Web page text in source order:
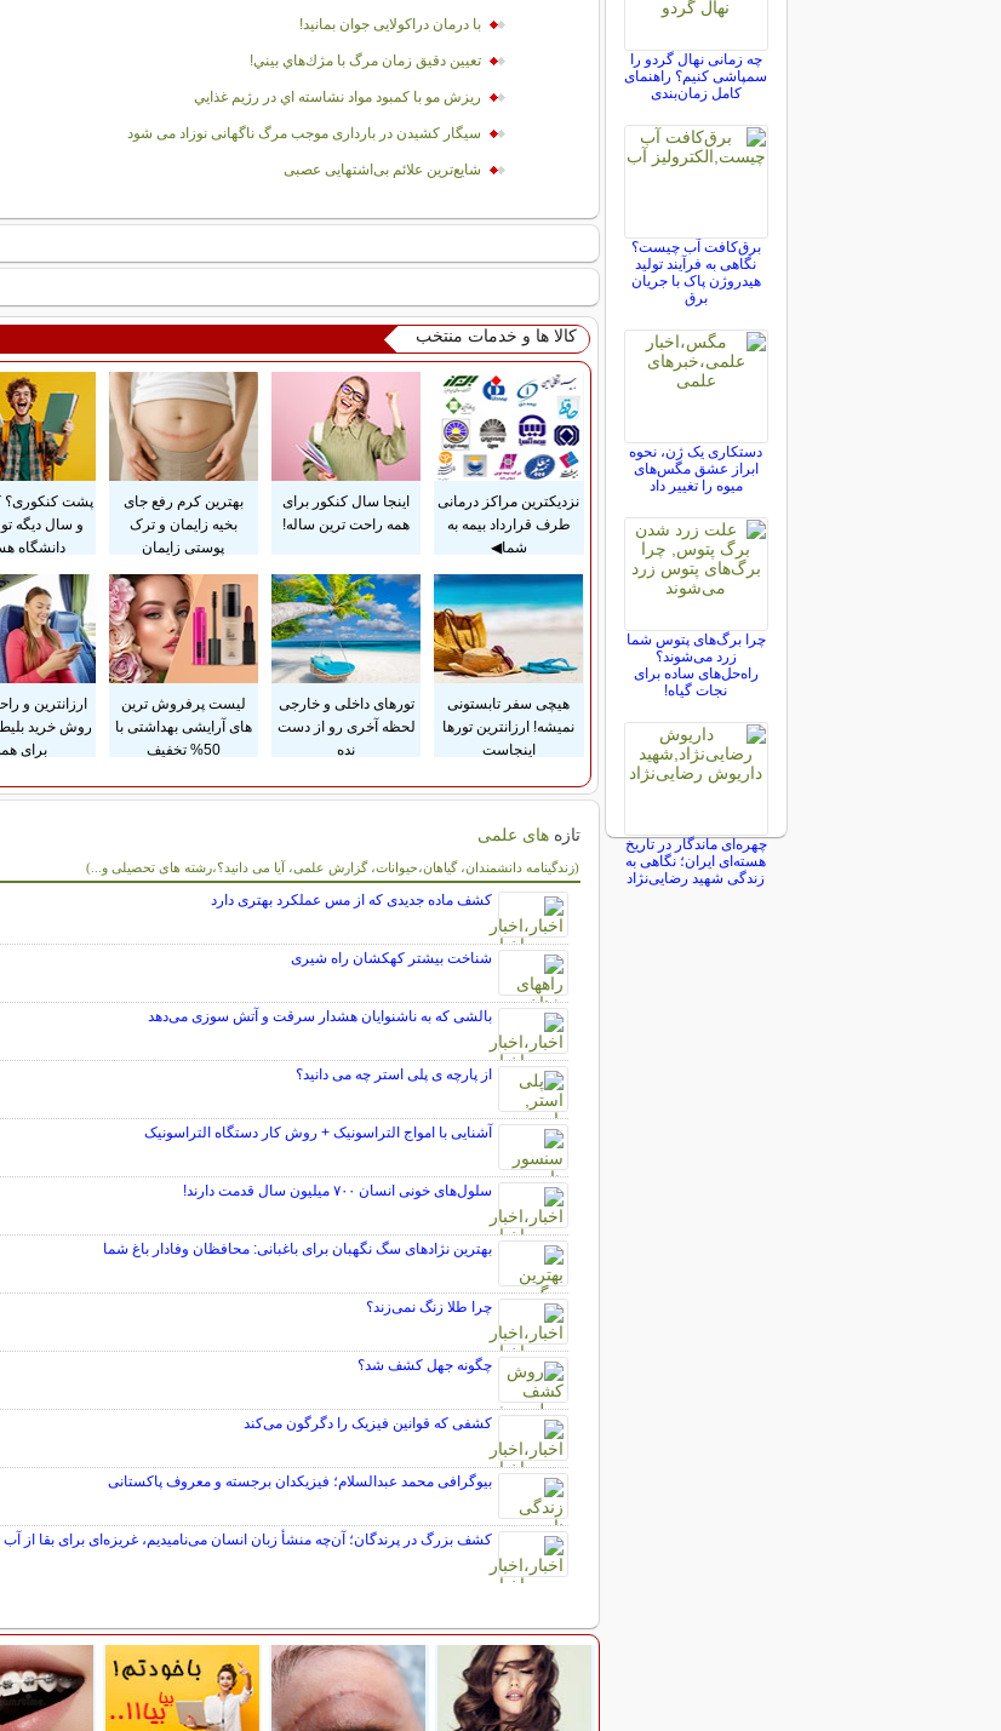
با درمان دراکولایی جوان بمانید!
تعيين دقيق زمان مرگ با مژك‌هاي بيني!
ريزش مو با کمبود مواد نشاسته اي در رژيم غذايي
سیگار کشیدن در بارداری موجب مرگ ناگهانی نوزاد می شود
شایع‌ترین علائم بی‌اشتهایی عصبی
کالا ها و خدمات منتخب
نزدیکترین مراکز درمانی
طرف قرارداد بیمه به
شما◀
اینجا سال کنکور برای
همه راحت ترین ساله!
بهترین کرم رفع جای
بخیه زایمان و ترک
پوستی زایمان
پشت کنکوری؟
و سال دیگه تو
دانشگاه
هیچی سفر تابستونی
نمیشه! ارزانترین تورها
اینجاست
تورهای داخلی و خارجی
لحظه آخری رو از دست
نده
لیست پرفروش ترین
های آرایشی بهداشتی با
50% تخفیف
ارزانترین و
روش خرید
برای
تازه های علمی
(زندگینامه دانشمندان، گیاهان،حیوانات، گزارش علمی، آیا می دانید؟،رشته های تحصیلی و...)
سایر مطالب علمی و آموزشی
کشف ماده جدیدی که از مس عملکرد بهتری دارد
شناخت بیشتر کهکشان راه شیری
بالشی که به ناشنوایان هشدار سرقت و آتش سوزی می‌دهد
از پارچه ی پلی استر چه می دانید؟
آشنایی با امواج التراسونیک + روش کار دستگاه التراسونیک
سلول‌های خونی انسان ۷۰۰ میلیون سال قدمت دارند!
بهترین نژادهای سگ نگهبان برای باغبانی: محافظان وفادار باغ شما
چرا طلا زنگ نمی‌زند؟
چگونه جهل کشف شد؟
کشفی که قوانین فیزیک را دگرگون می‌کند
بیوگرافی محمد عبدالسلام؛ فیزیکدان برجسته و معروف پاکستانی
کشف بزرگ در پرندگان؛ آن‌چه منشأ زبان انسان می‌نامیدیم، غریزه‌ای برای بقا از آب
سایر مطالب علمی و
چه زمانی نهال گردو را
سمپاشی کنیم؟ راهنمای
کامل زمان‌بندی
برق‌کافت آب چیست؟
نگاهی به فرآیند تولید
هیدروژن پاک با جریان
برق
دستکاری یک ژن، نحوه
ابراز عشق مگس‌های
میوه را تغییر داد
چرا برگ‌های پتوس شما
زرد می‌شوند؟
راه‌حل‌های ساده برای
نجات گیاه!
چهره‌ای ماندگار در تاریخ
هسته‌ای ایران؛ نگاهی به
زندگی شهید رضایی‌نژاد